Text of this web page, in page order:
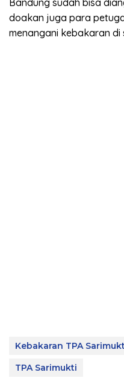
Bandung sudah bisa
doakan juga para
menangani kebakaran di
Kebakaran TPA
TPA Sarimukti